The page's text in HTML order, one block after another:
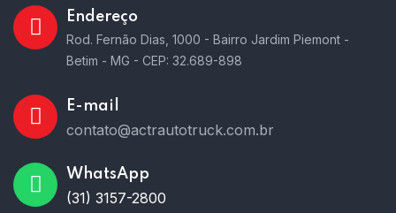
Endereço
Rod. Fernão Dias, 1000 - Bairro Jardim Piemont -
Betim - MG - CEP: 32.689-898
E-mail
contato@actrautotruck.com.br
WhatsApp
(31) 3157-2800